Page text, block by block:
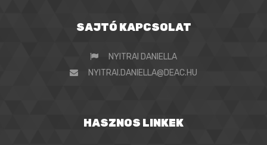
SAJTÓ KAPCSOLAT
NYITRAI DANIELLA
NYITRAI.DANIELLA@DEAC.HU
HASZNOS LINKEK